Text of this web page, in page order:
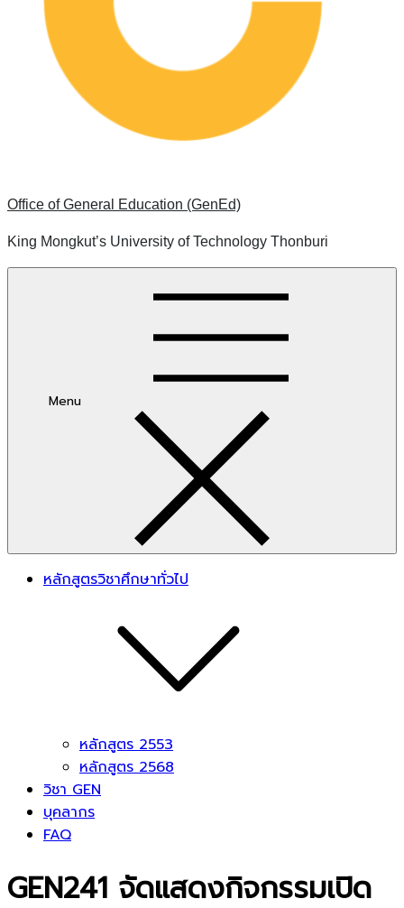
Office of General Education (GenEd)
King Mongkut’s University of Technology Thonburi
Menu
หลักสูตรวิชาศึกษาทั่วไป
หลักสูตร 2553
หลักสูตร 2568
วิชา GEN
บุคลากร
FAQ
GEN241 จัดแสดงกิจกรรมเปิด